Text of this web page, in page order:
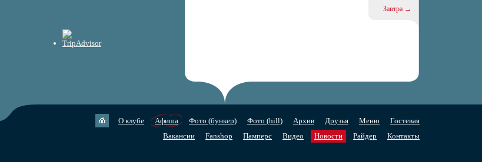
Завтра →
О клубе Афиша Фото (бункер) Фото (hill) Архив Друзья Меню
Гостевая
Вакансии
Fanshop Памперс Видео Новости Райдер Контакты